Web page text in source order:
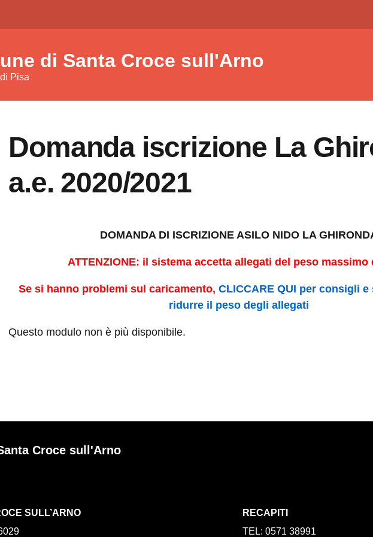
di Santa Croce sull'Arno
Pisa
Domanda iscrizione La
a.e. 2020/2021
DOMANDA DI ISCRIZIONE ASILO NIDO LA
ATTENZIONE: il sistema accetta allegati del peso massimo
Se si hanno problemi sul caricamento, CLICCARE QUI per consigli
ridurre il peso degli allegati
Questo modulo non è più disponibile.
Croce sull'Arno
SULL’ARNO
RECAPITI
TEL: 0571 38991